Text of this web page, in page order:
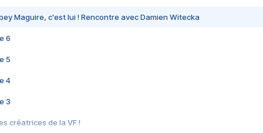
Maguire, c'est lui ! Rencontre avec Damien Witecka
6
5
4
3
créatrices de la VF !